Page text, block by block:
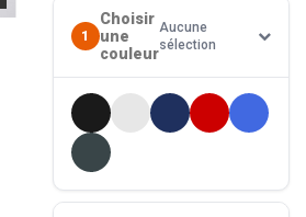
1
Choisir
une
couleur
Aucune
sélection